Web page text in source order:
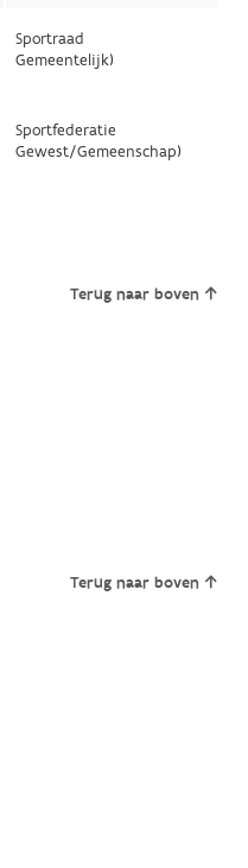
Sportraad
Gemeentelijk)
Sportfederatie
Gewest/Gemeenschap)
Terug naar boven
Terug naar boven